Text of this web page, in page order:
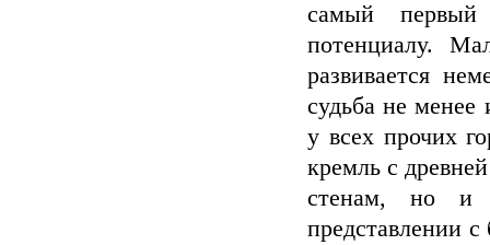
самый первый
потенциалу.
развивается
судьба не
у всех прочих
кремль с
стенам, но и
представлении